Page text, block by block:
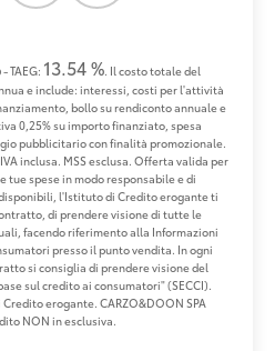
- TAEG: 13.54 %. Il costo totale del
e include: interessi, costi per l'attività
bollo su rendiconto annuale e
0,25% su importo finanziato, spesa
pubblicitario con finalità promozionale.
inclusa. MSS esclusa. Offerta valida per
tue spese in modo responsabile e di
l'Istituto di Credito erogante ti
di prendere visione di tutte le
facendo riferimento alla Informazioni
presso il punto vendita. In ogni
si consiglia di prendere visione del
sul credito ai consumatori" (SECCI).
erogante. CARZO&DOON SPA
NON in esclusiva.